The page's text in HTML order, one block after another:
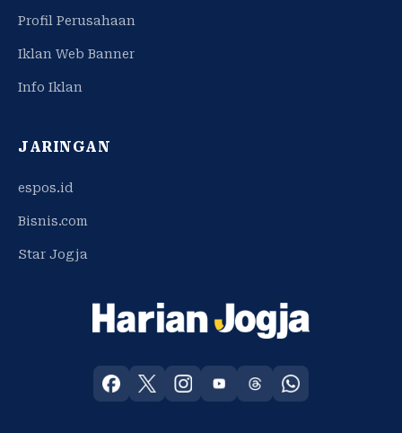
Profil Perusahaan
Iklan Web Banner
Info Iklan
JARINGAN
espos.id
Bisnis.com
Star Jogja